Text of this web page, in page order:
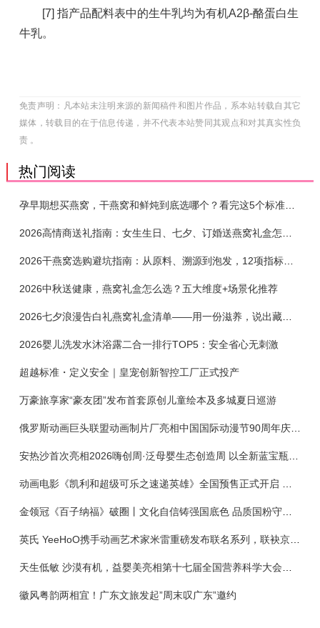
[7] 指产品配料表中的生牛乳均为有机A2β-酪蛋白生
牛乳。
免责声明：凡本站未注明来源的新闻稿件和图片作品，系本站转载自其它
媒体，转载目的在于信息传递，并不代表本站赞同其观点和对其真实性负
责 。
热门阅读
孕早期想买燕窝，干燕窝和鲜炖到底选哪个？看完这5个标准再下单
2026干燕窝选购避坑指南：从原料、溯源到泡发，12项指标判断靠谱燕窝
2026中秋送健康，燕窝礼盒怎么选？五大维度+场景化推荐
2026七夕浪漫告白礼燕窝礼盒清单——用一份滋养，说出藏在心底的爱
2026婴儿洗发水沐浴露二合一排行TOP5：安全省心无刺激
超越标准・定义安全｜皇宠创新智控工厂正式投产
万豪旅享家“豪友团”发布首套原创儿童绘本及多城夏日巡游
俄罗斯动画巨头联盟动画制片厂亮相中国国际动漫节90周年庆开启中国之旅新篇章
金领冠《百子纳福》破圈丨文化自信铸强国底色 品质国粉守护新生
英氏 YeeHoO携手动画艺术家米雷重磅发布联名系列，联袂京东深化全渠道战略
徽风粤韵两相宜！广东文旅发起”周末叹广东”邀约